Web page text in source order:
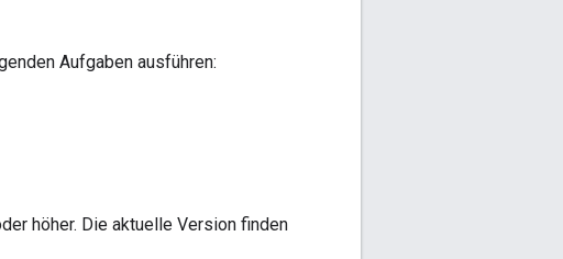
Aufgaben ausführen:
höher. Die aktuelle Version finden